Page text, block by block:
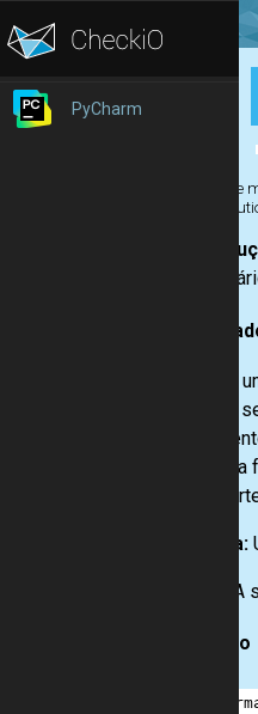
PyCharm
The
Beatriz,
digitam
Crie
cada
Entrada:
A
Exemplo